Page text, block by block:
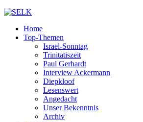
Home
Top-Themen
Israel-Sonntag
Trinitatiszeit
Paul Gerhardt
Interview Ackermann
Diepkloof
Lesenswert
Angedacht
Unser Bekenntnis
Archiv